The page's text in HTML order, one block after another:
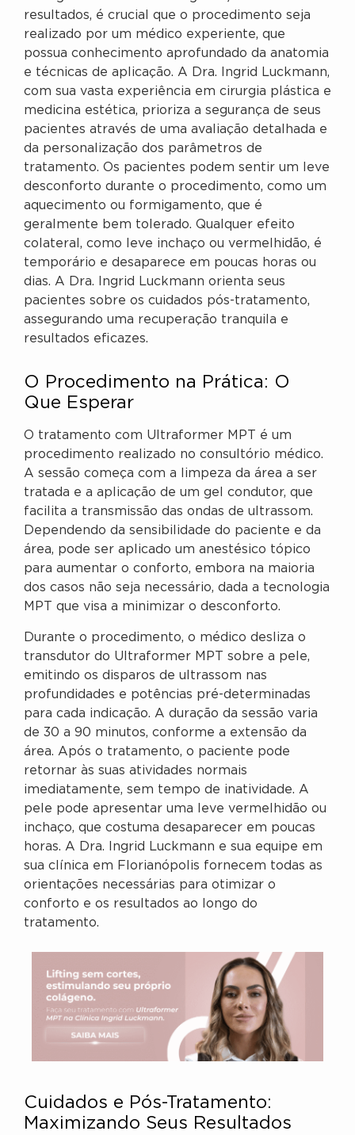
resultados, é crucial que o procedimento seja
realizado por um médico experiente, que
possua conhecimento aprofundado da anatomia
e técnicas de aplicação. A Dra. Ingrid Luckmann,
com sua vasta experiência em cirurgia plástica e
medicina estética, prioriza a segurança de seus
pacientes através de uma avaliação detalhada e
da personalização dos parâmetros de
tratamento. Os pacientes podem sentir um leve
desconforto durante o procedimento, como um
aquecimento ou formigamento, que é
geralmente bem tolerado. Qualquer efeito
colateral, como leve inchaço ou vermelhidão, é
temporário e desaparece em poucas horas ou
dias. A Dra. Ingrid Luckmann orienta seus
pacientes sobre os cuidados pós-tratamento,
assegurando uma recuperação tranquila e
resultados eficazes.
O Procedimento na Prática: O
Que Esperar
O tratamento com Ultraformer MPT é um
procedimento realizado no consultório médico.
A sessão começa com a limpeza da área a ser
tratada e a aplicação de um gel condutor, que
facilita a transmissão das ondas de ultrassom.
Dependendo da sensibilidade do paciente e da
área, pode ser aplicado um anestésico tópico
para aumentar o conforto, embora na maioria
dos casos não seja necessário, dada a tecnologia
MPT que visa a minimizar o desconforto.
Durante o procedimento, o médico desliza o
transdutor do Ultraformer MPT sobre a pele,
emitindo os disparos de ultrassom nas
profundidades e potências pré-determinadas
para cada indicação. A duração da sessão varia
de 30 a 90 minutos, conforme a extensão da
área. Após o tratamento, o paciente pode
retornar às suas atividades normais
imediatamente, sem tempo de inatividade. A
pele pode apresentar uma leve vermelhidão ou
inchaço, que costuma desaparecer em poucas
horas. A Dra. Ingrid Luckmann e sua equipe em
sua clínica em Florianópolis fornecem todas as
orientações necessárias para otimizar o
conforto e os resultados ao longo do
tratamento.
Cuidados e Pós-Tratamento:
Maximizando Seus Resultados